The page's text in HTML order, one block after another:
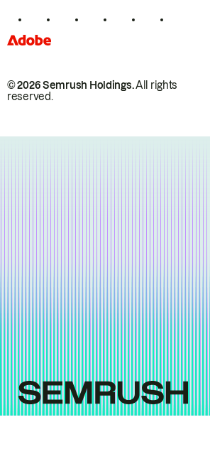
© 2026 Semrush Holdings.All rights
reserved.